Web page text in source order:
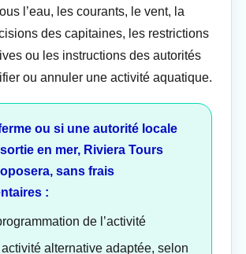
l’eau, les courants, le vent, la
des capitaines, les restrictions
ou les instructions des autorités
ou annuler une activité aquatique.
ou si une autorité locale
en mer, Riviera Tours
sans frais
:
de l’activité
alternative adaptée, selon